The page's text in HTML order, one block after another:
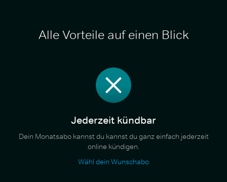
Alle Vorteile auf einen Blick
Jederzeit kündbar
Dein Monatsabo kannst du kannst du ganz einfach jederzeit
online kündigen.
Wähl dein Wunschabo